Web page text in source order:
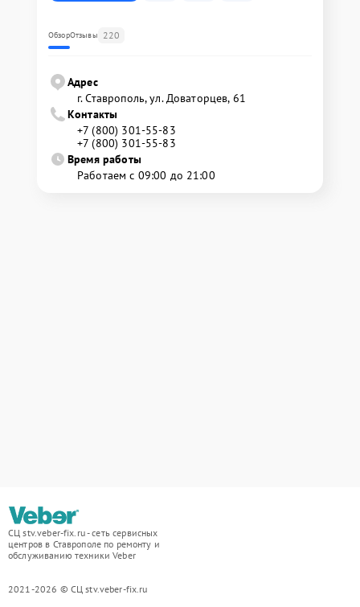
ОбзорОтзывы 220
Адрес
г. Ставрополь, ул. Доваторцев, 61
Контакты
+7 (800) 301-55-83
+7 (800) 301-55-83
Время работы
Работаем с 09:00 до 21:00
СЦ stv.veber-fix.ru - сеть сервисных
центров в Ставрополе по ремонту и
обслуживанию техники Veber
2021-2026 © СЦ stv.veber-fix.ru